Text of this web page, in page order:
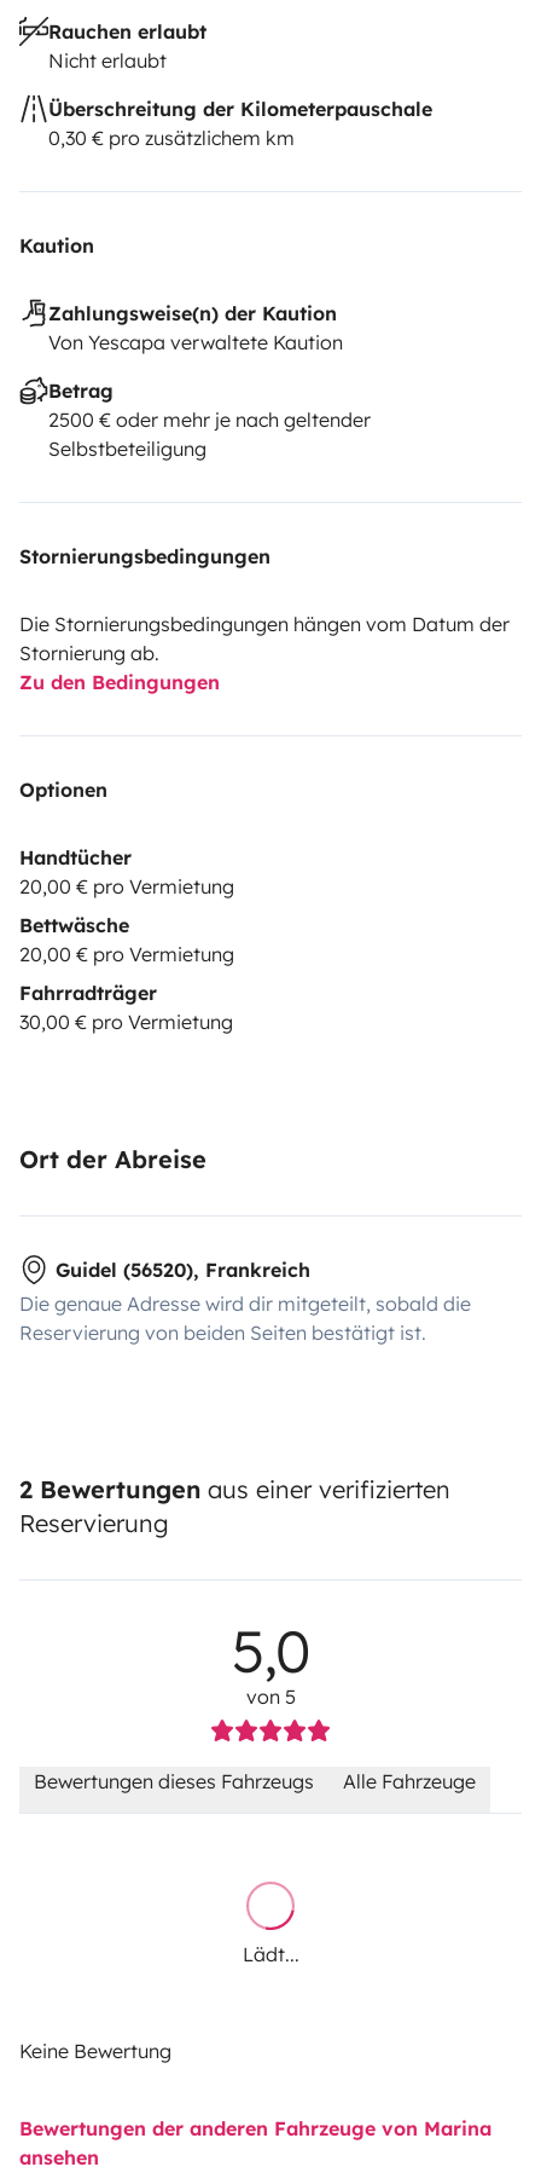
📍 Abfahrt ab Guidel – ideal, um unsere Küste, die
Rauchen erlaubt
Nicht erlaubt
Überschreitung der Kilometerpauschale
0,30 € pro zusätzlichem km
Kaution
Zahlungsweise(n) der Kaution
Von Yescapa verwaltete Kaution
Betrag
2500 € oder mehr je nach geltender
Selbstbeteiligung
Stornierungsbedingungen
Die Stornierungsbedingungen hängen vom Datum der
Stornierung ab.
Zu den Bedingungen
Optionen
Handtücher
20,00 € pro Vermietung
Bettwäsche
20,00 € pro Vermietung
Fahrradträger
30,00 € pro Vermietung
Ort der Abreise
Guidel (56520), Frankreich
Die genaue Adresse wird dir mitgeteilt, sobald die
Reservierung von beiden Seiten bestätigt ist.
2 Bewertungen aus einer verifizierten
Reservierung
5,0
von 5
Bewertungen dieses Fahrzeugs Alle Fahrzeuge
Lädt...
Keine Bewertung
Bewertungen der anderen Fahrzeuge von Marina
ansehen